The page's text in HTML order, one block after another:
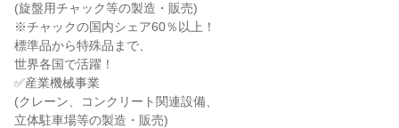
(旋盤用チャック等の製造・販売)
※チャックの国内シェア60％以上！
標準品から特殊品まで、
世界各国で活躍！
✅産業機械事業
(クレーン、コンクリート関連設備、
立体駐車場等の製造・販売)